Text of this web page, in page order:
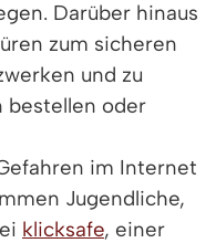
Darüber hinaus
zum sicheren
und zu
bestellen oder
im Internet
Jugendliche,
klicksafe, einer